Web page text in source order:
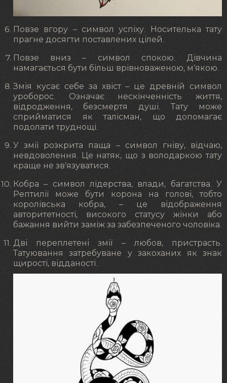
Повзе вгору – символ успіху. Носителька тату
прагне досягти поставлених цілей.
Повзе вниз – символ спокою. Дівчина
намагається бути більш врівноваженою, м’якою.
Змія кусає себе за хвіст – це древній символ
уроборос. Означає нескінченність життя,
відродження, безсмертя душі. Тату може
сприйматися як талісман, що допомагає
подолати труднощі.
У змії розкрита паща – символ гніву, відчаю,
невдоволення. Це натяк, що з володаркою тату
краще не зв’язуватися.
Кобра – символ лідерства, влади, багатства. У
Рептилії може бути корона на голові, тобто
королівська кобра, – це відображення
авторитетності, високого статусу жінки або
бажання вийти заміж за забезпеченого чоловіка.
Дві переплетені змії – любов, пристрасть.
Татуювання затребуване у закоханих як знак
щирості, відданості.